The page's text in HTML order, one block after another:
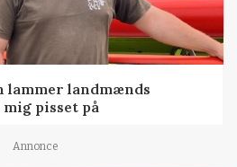
lammer landmænds
pisset på
Annonce